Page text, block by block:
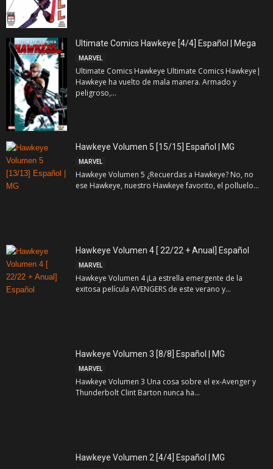
Ultimate Comics Hawkeye [4/4] Español | Mega
MARVEL
Ultimate Comics Hawkeye Ultimate Comics Hawkeye|
Hawkeye ha vuelto de mala manera. Armado y
peligroso,...
Hawkeye Volumen 5 [15/15] Español | MG
MARVEL
Hawkeye Volumen 5 ¿Recuerdas a Hawkeye? No, no
ese Hawkeye, nuestro Hawkeye favorito, el polluelo...
Hawkeye Volumen 4 [ 22/22 + Anual] Español
MARVEL
Hawkeye Volumen 4 ¡La estrella emergente de la
exitosa película AVENGERS de este verano y...
Hawkeye Volumen 3 [8/8] Español | MG
MARVEL
Hawkeye Volumen 3 Una cosa sobre el ex-Avenger y
Thunderbolt Clint Barton nunca ha...
Hawkeye Volumen 2 [4/4] Español | MG